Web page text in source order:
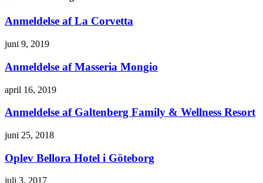
Anmeldelse af La Corvetta
juni 9, 2019
Anmeldelse af Masseria Mongio
april 16, 2019
Anmeldelse af Galtenberg Family & Wellness Resort
juni 25, 2018
Oplev Bellora Hotel i Göteborg
juli 3, 2017